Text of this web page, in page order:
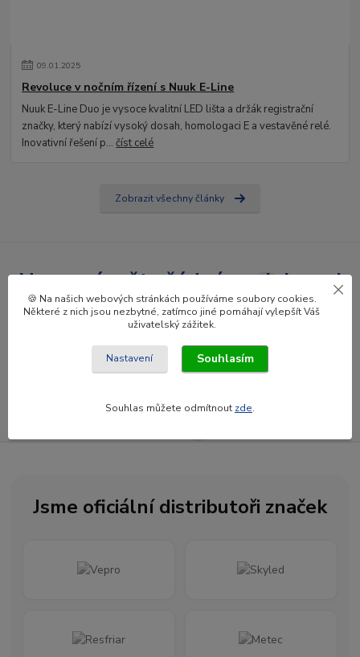
09.01.2025
Revoluce v nočním řízení s Nuuk E-Line
Nuuk E-Line Duo je vysoce kvalitní LED lišta a držák registrační
značky, který nabízí vysoký dosah, homologaci E a vestavěné relé.
Inovativní řešení p...číst celé
Zobrazit všechny články
Nepropásněte žádné novinky ani
slevy!
Přihlásit se
Newsletter posíláme maximálně jednou za měsíc
Jsme oficiální distributoři značek
🍪 Na našich webových stránkách používáme soubory cookies.
Některé z nich jsou nezbytné, zatímco jiné pomáhají vylepšít Váš
uživatelský zážitek.
Nastavení Souhlasím
Souhlas můžete odmítnout zde.